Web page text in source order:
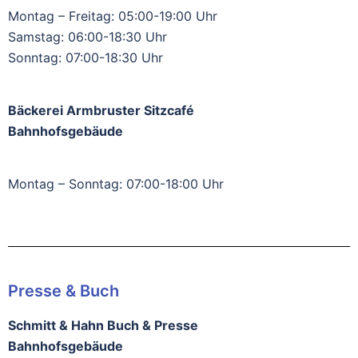
Montag – Freitag: 05:00-19:00 Uhr
Samstag: 06:00-18:30 Uhr
Sonntag: 07:00-18:30 Uhr
Bäckerei Armbruster Sitzcafé
Bahnhofsgebäude
Montag – Sonntag: 07:00-18:00 Uhr
Presse & Buch
Schmitt & Hahn Buch & Presse
Bahnhofsgebäude